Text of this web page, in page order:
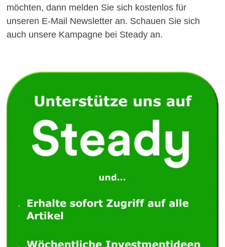
möchten, dann melden Sie sich kostenlos für
unseren E-Mail Newsletter an. Schauen Sie sich
auch unsere Kampagne bei Steady an.